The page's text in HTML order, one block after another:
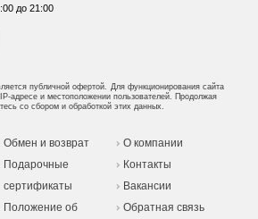
до 21:00
публичной офертой. Для функционирования сайта
адресе и местоположении пользователей. Продолжая
со сбором и обработкой этих данных.
Обмен и возврат
Подарочные
сертификаты
Положение об
О компании
Контакты
Вакансии
Обратная связь